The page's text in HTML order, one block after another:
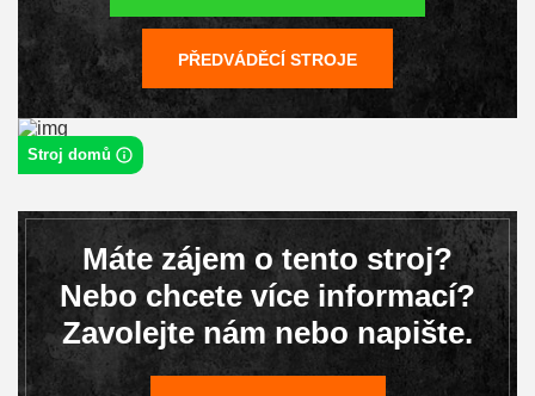
PŘEDVÁDĚCÍ STROJE
Stroj domů
Máte zájem o tento stroj?
Nebo chcete více informací?
Zavolejte nám nebo napište.